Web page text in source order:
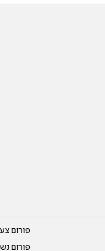
פורום
פורום